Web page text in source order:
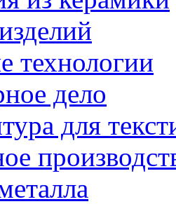
технологии
дело
для